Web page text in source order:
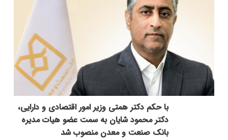
با حکم دکتر همتی وزیر امور اقتصادی و دارایی،
دکتر محمود شایان به سمت عضو هیات مدیره
بانک صنعت و معدن منصوب شد